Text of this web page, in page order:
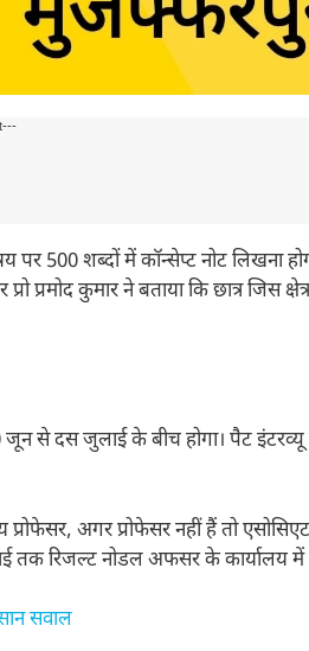
500 शब्दों में कॉन्सेप्ट नोट लिखना
कुमार ने बताया कि छात्र जिस
से दस जुलाई के बीच होगा। पैट
अगर प्रोफेसर नहीं हैं तो
तक रिजल्ट नोडल अफसर के कार्यालय
सवाल